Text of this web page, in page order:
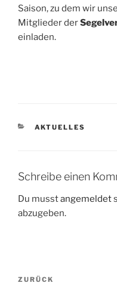
Saison, zu dem wir
Mitglieder der
einladen.
KATEGORIEN
AKTUELLES
Schreibe einen
Du musstangemeldet
abzugeben.
Beitragsnavigation
Vorheriger
ZURÜCK